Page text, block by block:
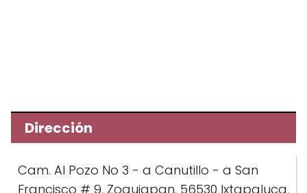
Dirección
Cam. Al Pozo No 3 - a Canutillo - a San
Francisco # 9, Zoquiapan, 56530 Ixtapaluca,